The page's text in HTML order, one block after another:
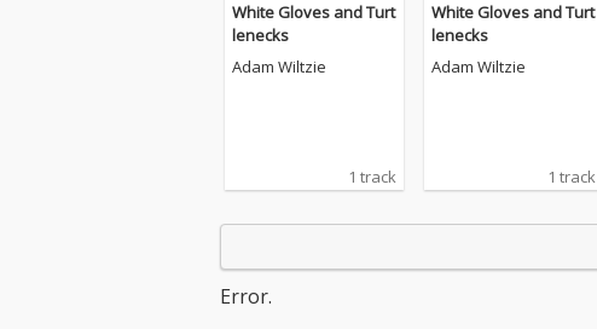
White Gloves and Turt
lenecks
Adam Wiltzie
1 track
White Gloves and Turt
lenecks
Adam Wiltzie
1 track
Error.